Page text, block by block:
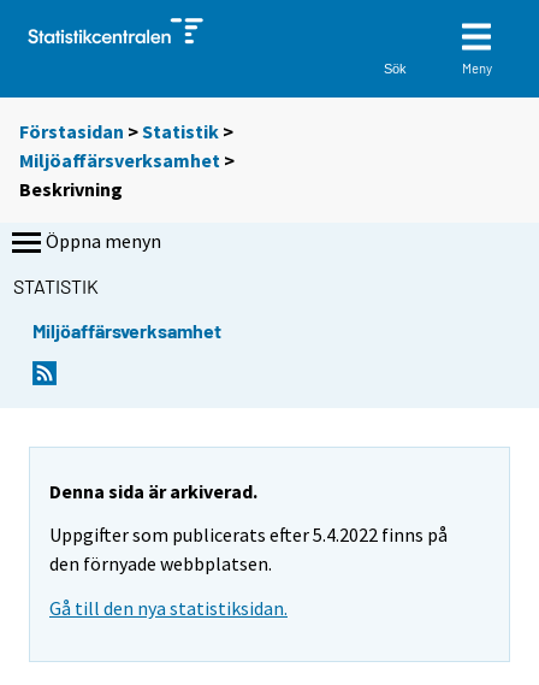
Sök Meny
Förstasidan >Statistik >
Miljöaffärsverksamhet >
Beskrivning
Öppna menyn
STATISTIK
Miljöaffärsverksamhet
Denna sida är arkiverad.
Uppgifter som publicerats efter 5.4.2022 finns på
den förnyade webbplatsen.
Gå till den nya statistiksidan.